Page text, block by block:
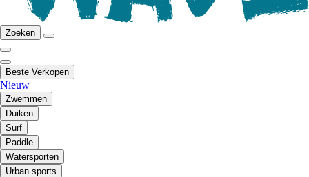
Zoeken
Beste Verkopen
Nieuw
Zwemmen
Duiken
Surf
Paddle
Watersporten
Urban sports